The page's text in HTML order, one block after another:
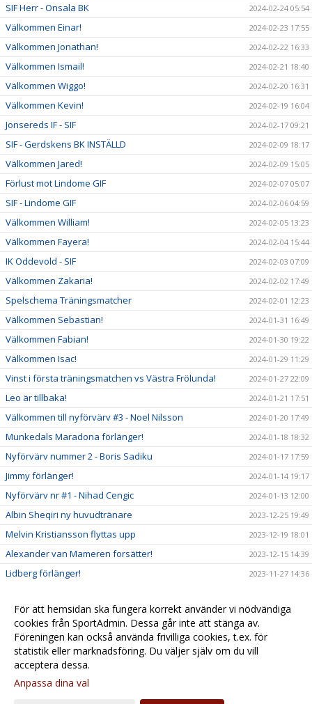
SIF Herr - Onsala BK 2024-02-24 05:54
Välkommen Einar! 2024-02-23 17:55
Välkommen Jonathan! 2024-02-22 16:33
Välkommen Ismail! 2024-02-21 18:40
Välkommen Wiggo! 2024-02-20 16:31
Välkommen Kevin! 2024-02-19 16:04
Jonsereds IF - SIF 2024-02-17 09:21
SIF - Gerdskens BK INSTÄLLD 2024-02-09 18:17
Välkommen Jared! 2024-02-09 15:05
Förlust mot Lindome GIF 2024-02-07 05:07
SIF - Lindome GIF 2024-02-06 04:59
Välkommen William! 2024-02-05 13:23
Välkommen Fayera! 2024-02-04 15:44
IK Oddevold - SIF 2024-02-03 07:09
Välkommen Zakaria! 2024-02-02 17:49
Spelschema Träningsmatcher 2024-02-01 12:23
Välkommen Sebastian! 2024-01-31 16:49
Välkommen Fabian! 2024-01-30 19:22
Välkommen Isac! 2024-01-29 11:29
Vinst i första träningsmatchen vs Västra Frölunda! 2024-01-27 22:09
Leo är tillbaka! 2024-01-21 17:51
Välkommen till nyförvärv #3 - Noel Nilsson 2024-01-20 17:49
Munkedals Maradona förlänger! 2024-01-18 18:32
Nyförvärv nummer 2 - Boris Sadiku 2024-01-17 17:59
Jimmy förlänger! 2024-01-14 19:17
Nyförvärv nr #1 - Nihad Cengic 2024-01-13 12:00
Albin Sheqiri ny huvudtränare 2023-12-25 19:49
Melvin Kristiansson flyttas upp 2023-12-19 18:01
Alexander van Mameren forsätter! 2023-12-15 14:39
Lidberg förlänger! 2023-11-27 14:36
SIF 2023: Säsongssummering 2023 och ett varmt tack 2023-11-13 12:00
SIF 2023 - Omgång 22: Formkurva ger kaffe kaka tredje
raka
2023-09-23 08:00
För att hemsidan ska fungera korrekt använder vi nödvändiga
cookies från SportAdmin. Dessa går inte att stänga av.
Föreningen kan också använda frivilliga cookies, t.ex. för
statistik eller marknadsföring. Du väljer själv om du vill
acceptera dessa.
Anpassa dina val